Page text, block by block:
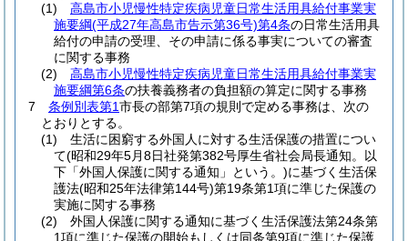
(1)
高島市小児慢性特定疾病児童日常生活用具給付事業実
施要綱(平成27年高島市告示第36号)第4条の日常生活用具
給付の申請の受理、その申請に係る事実についての審査
に関する事務
(2)
高島市小児慢性特定疾病児童日常生活用具給付事業実
施要綱第6条の扶養義務者の負担額の算定に関する事務
7
条例別表第1市長の部第7項の規則で定める事務は、次の
とおりとする。
(1)
生活に困窮する外国人に対する生活保護の措置につい
て(昭和29年5月8日社発第382号厚生省社会局長通知。以
下「外国人保護に関する通知」という。)に基づく生活保
護法(昭和25年法律第144号)第19条第1項に準じた保護の
実施に関する事務
(2)
外国人保護に関する通知に基づく生活保護法第24条第
1項に準じた保護の開始もしくは同条第9項に準じた保護